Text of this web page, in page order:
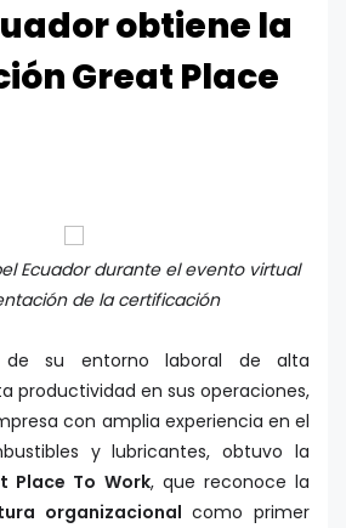
obtiene la
Great Place
Ecuador durante el evento virtual
de la certificación
de su entorno laboral de alta
productividad en sus operaciones,
con amplia experiencia en el
y lubricantes, obtuvo la
Place To Work, que reconoce la
organizacional como primer